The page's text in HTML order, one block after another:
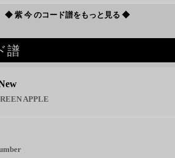
APPLE
いから僕は星が見えない
こ